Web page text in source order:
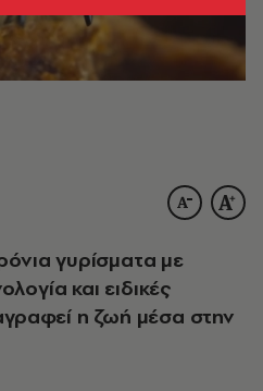
γυρίσματα με
και ειδικές
η ζωή μέσα στην